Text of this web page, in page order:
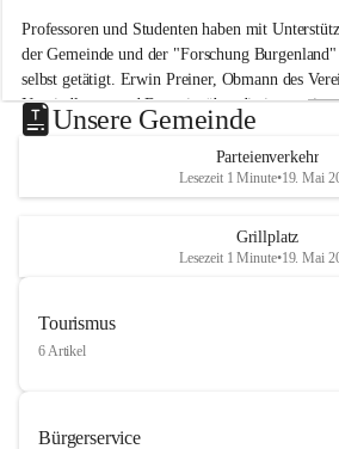
Professoren und Studenten haben mit
der Gemeinde und der "Forschung
selbst getätigt. Erwin Preiner, Obmann des
Neusiedlersee und Bgm. ist über die
hofft auf baldige praktische Anwendung der
Gerade in Zeiten des Klimawandels ist jede
wichtig!
Unsere Gemeinde
Parteienverkehr
Lesezeit 1 Minute•19. Mai
Grillplatz
Lesezeit 1 Minute•19. Mai
Tourismus
6 Artikel
Bürgerservice